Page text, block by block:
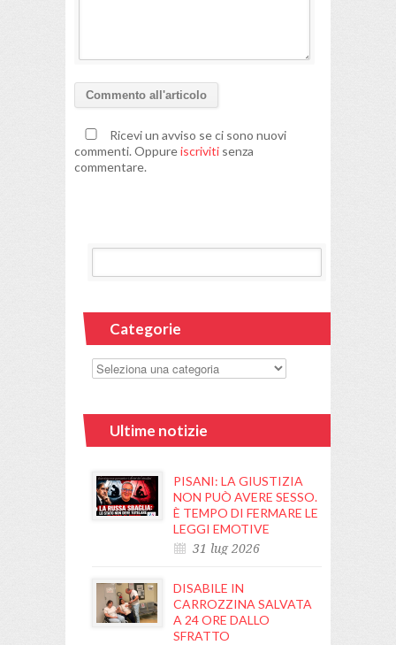
Ricevi un avviso se ci sono nuovi
commenti. Oppureiscriviti senza
commentare.
Categorie
Ultime notizie
PISANI: LA GIUSTIZIA
NON PUÒ AVERE SESSO.
È TEMPO DI FERMARE LE
LEGGI EMOTIVE
31 lug 2026
DISABILE IN
CARROZZINA SALVATA
A 24 ORE DALLO
SFRATTO